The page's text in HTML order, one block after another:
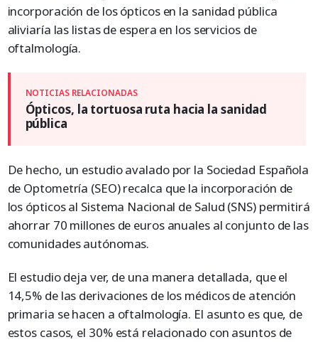
incorporación de los ópticos en la sanidad pública
aliviaría las listas de espera en los servicios de
oftalmología.
Ópticos, la tortuosa ruta hacia la sanidad
pública
De hecho, un estudio avalado por la Sociedad Española
de Optometría (SEO) recalca que la incorporación de
los ópticos al Sistema Nacional de Salud (SNS) permitirá
ahorrar 70 millones de euros anuales al conjunto de las
comunidades autónomas.
El estudio deja ver, de una manera detallada, que el
14,5% de las derivaciones de los médicos de atención
primaria se hacen a oftalmología. El asunto es que, de
estos casos, el 30% está relacionado con asuntos de